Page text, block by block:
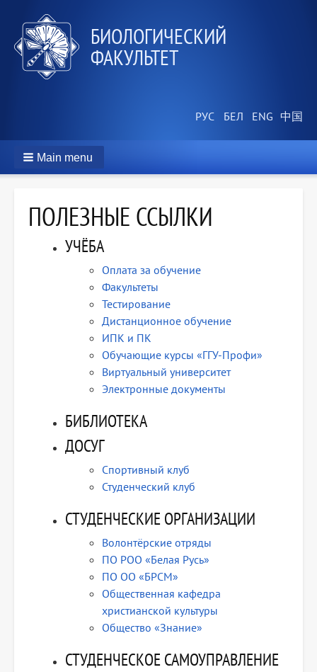
БИОЛОГИЧЕСКИЙ
ФАКУЛЬТЕТ
Main menu
ПОЛЕЗНЫЕ ССЫЛКИ
УЧЁБА
Оплата за обучение
Факультеты
Тестирование
Дистанционное обучение
ИПК и ПК
Обучающие курсы «ГГУ-Профи»
Виртуальный университет
Электронные документы
БИБЛИОТЕКА
ДОСУГ
Спортивный клуб
Студенческий клуб
СТУДЕНЧЕСКИЕ ОРГАНИЗАЦИИ
Волонтёрские отряды
ПО РОО «Белая Русь»
ПО ОО «БРСМ»
Общественная кафедра
христианской культуры
Общество «Знание»
СТУДЕНЧЕСКОЕ САМОУПРАВЛЕНИЕ